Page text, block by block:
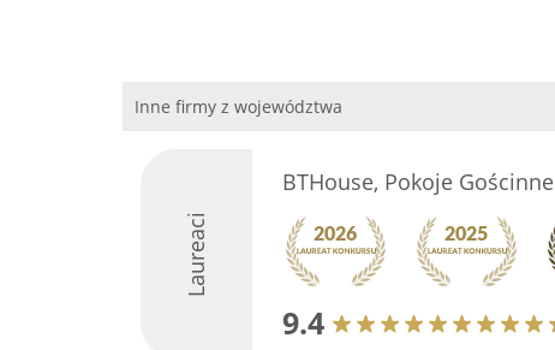
Inne firmy z województwa
Laureaci
BTHouse, Pokoje Gościnne
9.4